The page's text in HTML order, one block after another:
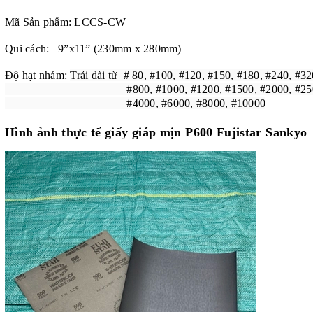
Mã Sản phẩm: LCCS-CW
Qui cách: 9”x11” (230mm x 280mm)
Độ hạt nhám:Trải dài từ # 80, #100, #120, #150, #180, #240,
#800, #1000, #1200, #1500, #2000,
#4000, #6000, #8000, #10000
Hình ảnh thực tế giấy giáp mịn P600 Fujistar Sankyo